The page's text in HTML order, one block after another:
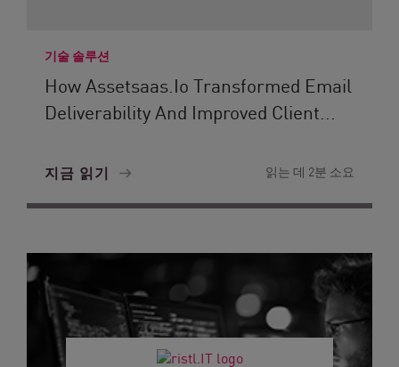
기술 솔루션
How Assetsaas.io Transformed Email
Deliverability And Improved Client...
지금 읽기 읽는 데 2분 소요